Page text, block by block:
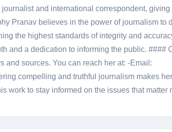
and international correspondent, giving
Pranav believes in the power of journalism to
the highest standards of integrity and
and a dedication to informing the public. ####
and sources. You can reach her at: -Email:
compelling and truthful journalism makes
work to stay informed on the issues that matter